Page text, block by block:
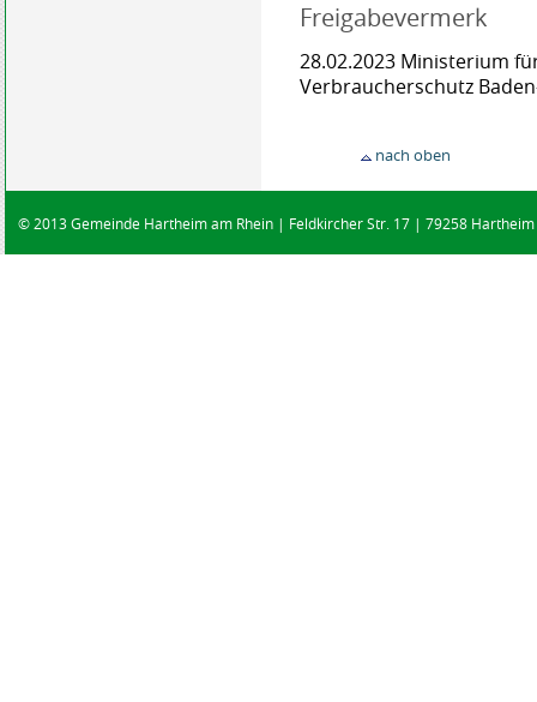
Freigabevermerk
28.02.2023 Ministerium
Verbraucherschutz
nach oben
© 2013 Gemeinde Hartheim am Rhein | Feldkircher Str. 17 | 79258